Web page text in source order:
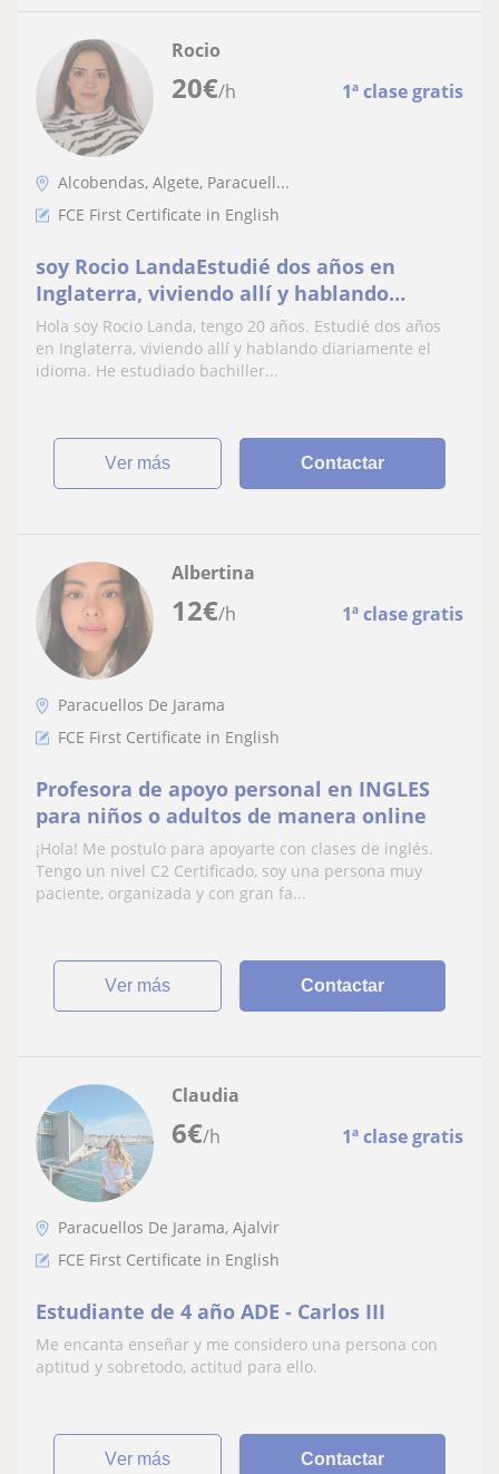
20€/h 1ª clase gratis
Rocio
Alcobendas, Algete, Paracuell...
FCE First Certificate in English
soy Rocio LandaEstudié dos años en
Inglaterra, viviendo allí y hablando
diariamente el idioma. He estudiado
bachillerato de ciencias sociales en el
Liceo Europeo. Ahora mismo estoy
Hola soy Rocio Landa, tengo 20 años. Estudié dos años
en Inglaterra, viviendo allí y hablando diariamente el
idioma. He estudiado bachiller...
ver más Contactar
12€/h 1ª clase gratis
Albertina
Paracuellos De Jarama
FCE First Certificate in English
Profesora de apoyo personal en INGLES
para niños o adultos de manera online
¡Hola! Me postulo para apoyarte con clases de inglés.
Tengo un nivel C2 Certificado, soy una persona muy
paciente, organizada y con gran fa...
ver más Contactar
6€/h 1ª clase gratis
Claudia
Paracuellos De Jarama, Ajalvir
FCE First Certificate in English
Estudiante de 4 año ADE - Carlos III
Me encanta enseñar y me considero una persona con
aptitud y sobretodo, actitud para ello.
ver más Contactar